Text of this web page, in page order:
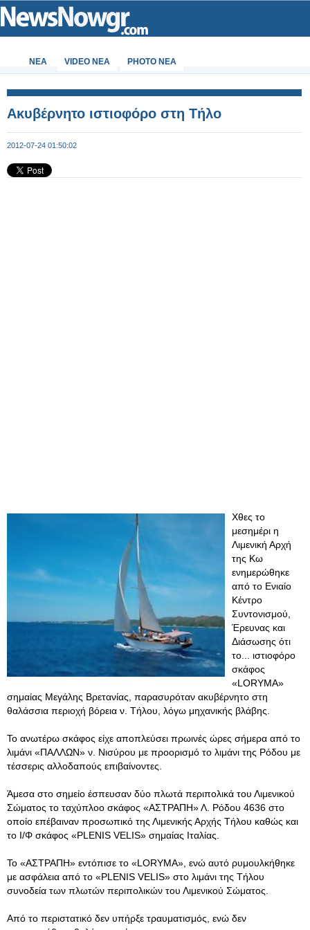
ΝΕΑ VIDEO NEA PHOTO NEA
Ακυβέρνητο ιστιοφόρο στη Τήλο
2012-07-24 01:50:02
Χθες το
μεσημέρι η
Λιμενική Αρχή
της Κω
ενημερώθηκε
από το Ενιαίο
Κέντρο
Συντονισμού,
Έρευνας και
Διάσωσης ότι
το... ιστιοφόρο
σκάφος
«LORYMA»
σημαίας Μεγάλης Βρετανίας, παρασυρόταν ακυβέρνητο στη
θαλάσσια περιοχή βόρεια ν. Τήλου, λόγω μηχανικής βλάβης.
Το ανωτέρω σκάφος είχε αποπλεύσει πρωινές ώρες σήμερα από το
λιμάνι «ΠΑΛΛΩΝ» ν. Νισύρου με προορισμό το λιμάνι της Ρόδου με
τέσσερις αλλοδαπούς επιβαίνοντες.
Άμεσα στο σημείο έσπευσαν δύο πλωτά περιπολικά του Λιμενικού
Σώματος το ταχύπλοο σκάφος «ΑΣΤΡΑΠΗ» Λ. Ρόδου 4636 στο
οποίο επέβαιναν προσωπικό της Λιμενικής Αρχής Τήλου καθώς και
το Ι/Φ σκάφος «PLENIS VELIS» σημαίας Ιταλίας.
Το «ΑΣΤΡΑΠΗ» εντόπισε το «LORYMA», ενώ αυτό ρυμουλκήθηκε
με ασφάλεια από το «PLENIS VELIS» στο λιμάνι της Τήλου
συνοδεία των πλωτών περιπολικών του Λιμενικού Σώματος.
Από το περιστατικό δεν υπήρξε τραυματισμός, ενώ δεν